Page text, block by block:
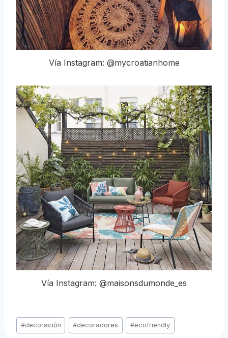
Vía Instagram: @mycroatianhome
Vía Instagram: @maisonsdumonde_es
Etiquetas
de
#decoración #decoradores #ecofriendly